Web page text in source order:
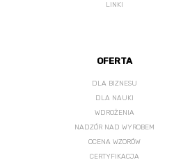
LINKI
OFERTA
DLA BIZNESU
DLA NAUKI
WDROŻENIA
NADZÓR NAD WYROBEM
OCENA WZORÓW
CERTYFIKACJA